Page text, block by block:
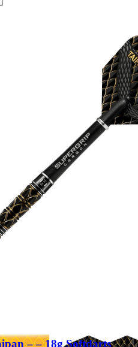
– – 18g Softdarts